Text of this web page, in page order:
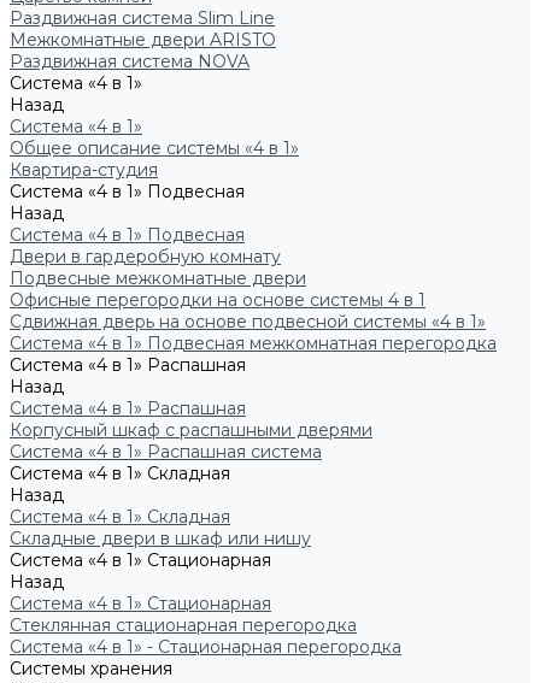
Раздвижная система Slim Line
Межкомнатные двери ARISTO
Раздвижная система NOVA
Система «4 в 1»
Назад
Система «4 в 1»
Общее описание системы «4 в 1»
Квартира-студия
Система «4 в 1» Подвесная
Назад
Система «4 в 1» Подвесная
Двери в гардеробную комнату
Подвесные межкомнатные двери
Офисные перегородки на основе системы 4 в 1
Сдвижная дверь на основе подвесной системы «4 в 1»
Система «4 в 1» Подвесная межкомнатная перегородка
Система «4 в 1» Распашная
Назад
Система «4 в 1» Распашная
Корпусный шкаф с распашными дверями
Система «4 в 1» Распашная система
Система «4 в 1» Складная
Назад
Система «4 в 1» Складная
Складные двери в шкаф или нишу
Система «4 в 1» Стационарная
Назад
Система «4 в 1» Стационарная
Стеклянная стационарная перегородка
Система «4 в 1» - Стационарная перегородка
Системы хранения